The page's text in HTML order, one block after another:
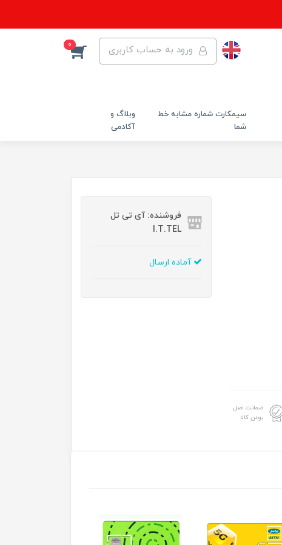
ورود به حساب کاربری 0
سیمکارت شماره مشابه خط
شما
وبلاگ و
آکادمی
ضمانت اصل
بودن کالا
فروشنده: آی تی تل
I.T.TEL
آماده ارسال